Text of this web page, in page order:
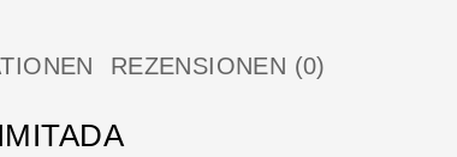
REZENSIONEN (0)